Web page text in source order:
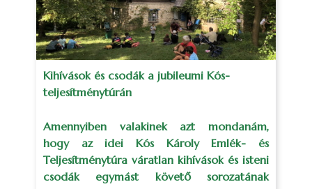
Kihívások és csodák a jubileumi Kós-
teljesítménytúrán
Amennyiben valakinek azt mondanám,
hogy az idei Kós Károly Emlék- és
Teljesítménytúra váratlan kihívások és isteni
csodák egymást követő sorozatának